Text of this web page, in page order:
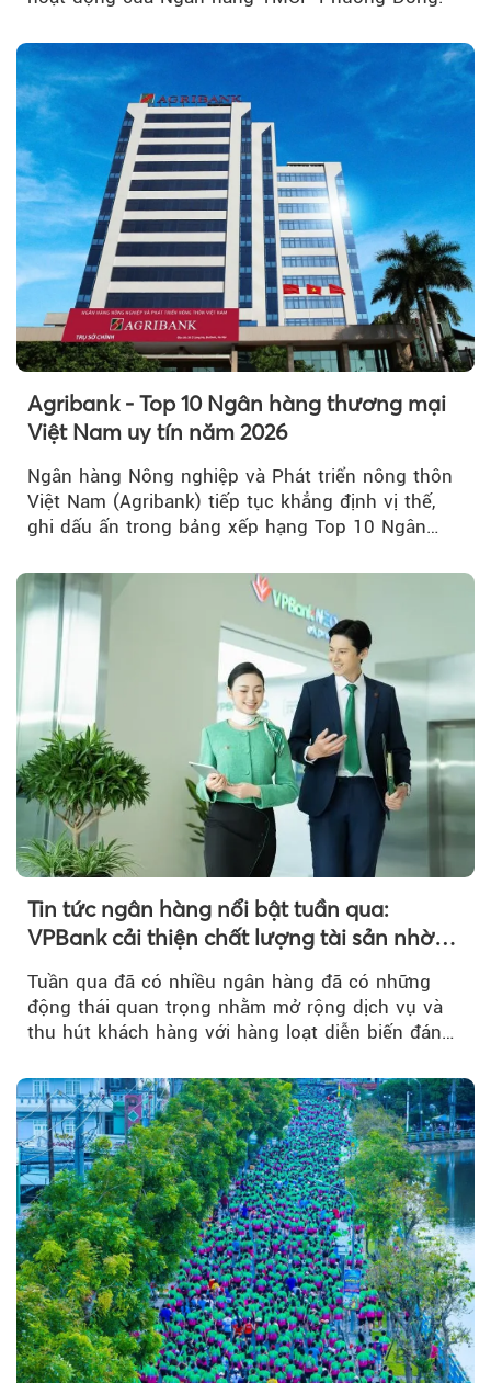
Agribank - Top 10 Ngân hàng thương mại
Việt Nam uy tín năm 2026
Ngân hàng Nông nghiệp và Phát triển nông thôn
Việt Nam (Agribank) tiếp tục khẳng định vị thế,
ghi dấu ấn trong bảng xếp hạng Top 10 Ngân
Tin tức ngân hàng nổi bật tuần qua:
VPBank cải thiện chất lượng tài sản nhờ
quản trị rủi ro và công nghệ
Tuần qua đã có nhiều ngân hàng đã có những
động thái quan trọng nhằm mở rộng dịch vụ và
thu hút khách hàng với hàng loạt diễn biến đáng